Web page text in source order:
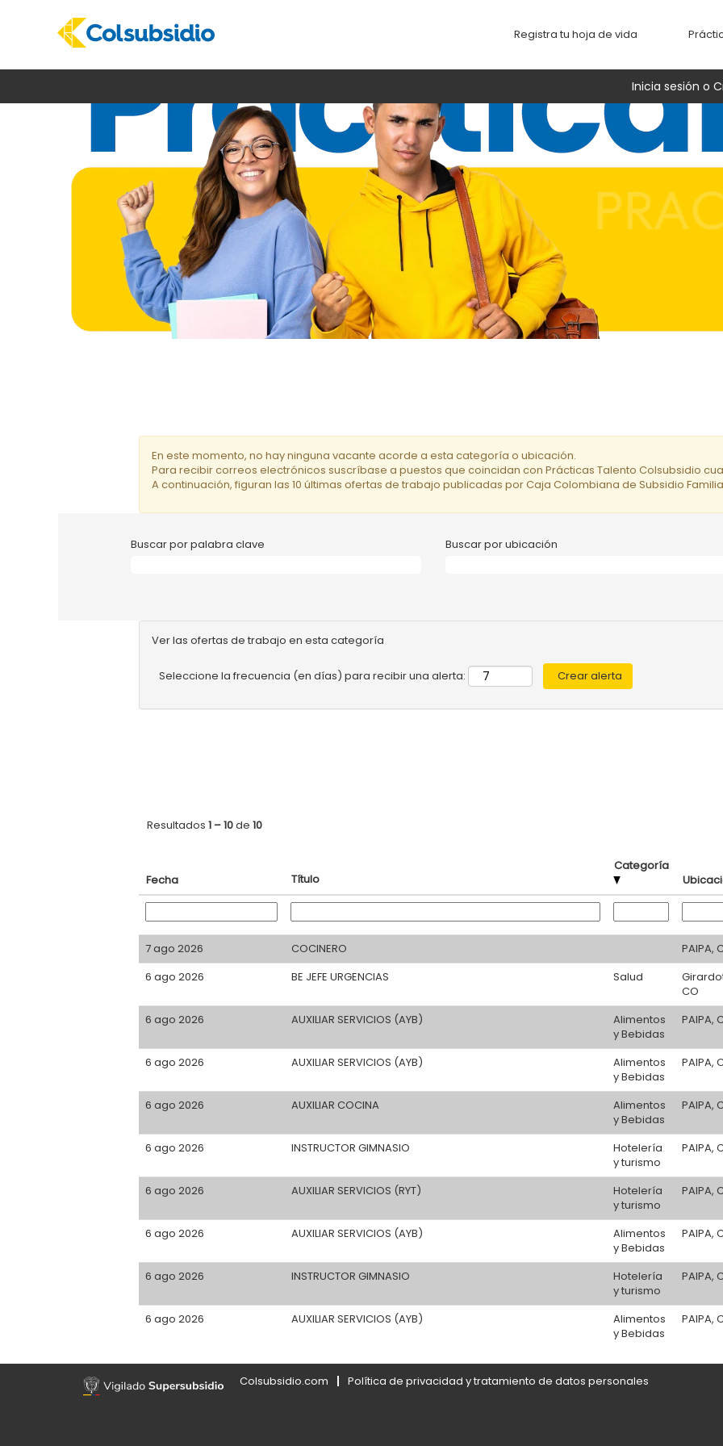
Registra tu hoja de vida
Inicia sesión o
Talento
Colsubsidio
En este momento, no hay ninguna vacante acorde a esta categoría o ubicación.
Para recibir correos electrónicos suscríbase a puestos que coincidan con Prácticas Talento Colsubsidio
A continuación, figuran las 10 últimas ofertas de trabajo publicadas por Caja Colombiana de Subsidio
Buscar por palabra clave Buscar por ubicación
Ver las ofertas de trabajo en esta categoría
Seleccione la frecuencia (en días) para recibir una alerta:
Resultados 1 – 10de 10
Fecha Título
Categoría
7 ago 2026 COCINERO
PAIPA,
6 ago 2026
BE JEFE URGENCIAS Salud
CO
6 ago 2026
AUXILIAR SERVICIOS (AYB)
Alimentos
y Bebidas
PAIPA,
6 ago 2026 AUXILIAR SERVICIOS (AYB)
Alimentos
y Bebidas
PAIPA,
6 ago 2026 AUXILIAR COCINA
Alimentos
y Bebidas
PAIPA,
6 ago 2026 INSTRUCTOR GIMNASIO
Hotelería
y turismo
PAIPA,
6 ago 2026 AUXILIAR SERVICIOS (RYT)
Hotelería
y turismo
PAIPA,
6 ago 2026 AUXILIAR SERVICIOS (AYB)
Alimentos
y Bebidas
PAIPA,
6 ago 2026 INSTRUCTOR GIMNASIO
Hotelería
y turismo
PAIPA,
6 ago 2026 AUXILIAR SERVICIOS (AYB)
Alimentos
y Bebidas
PAIPA,
Colsubsidio.com Política de privacidad y tratamiento de datos personales